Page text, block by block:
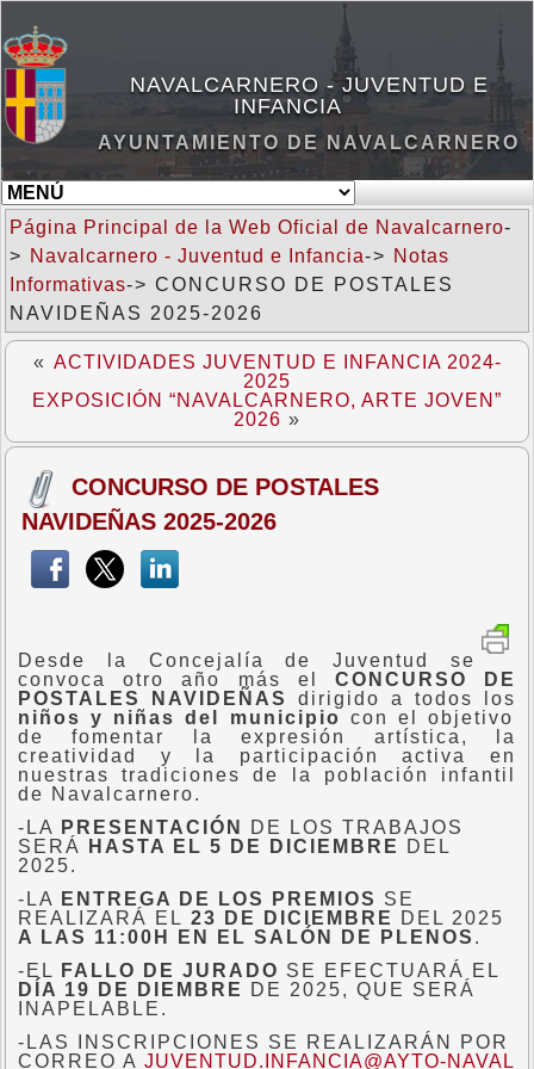
NAVALCARNERO - JUVENTUD E
INFANCIA
AYUNTAMIENTO DE NAVALCARNERO
Página Principal de la Web Oficial de Navalcarnero-
> Navalcarnero - Juventud e Infancia-> Notas
Informativas-> CONCURSO DE POSTALES
NAVIDEÑAS 2025-2026
« ACTIVIDADES JUVENTUD E INFANCIA 2024-
2025
EXPOSICIÓN “NAVALCARNERO, ARTE JOVEN”
2026 »
CONCURSO DE POSTALES
NAVIDEÑAS 2025-2026
Desde la Concejalía de Juventud se
convoca otro año más el CONCURSO DE
POSTALES NAVIDEÑAS
dirigido a todos los
niños y niñas del municipio con el objetivo
de fomentar la expresión artística, la
creatividad y la participación activa en
nuestras tradiciones de la población infantil
de Navalcarnero.
-LA
PRESENTACIÓN
DE LOS TRABAJOS
SERÁ
HASTA EL 5 DE DICIEMBRE
DEL
2025.
-LA
ENTREGA DE LOS PREMIOS SE
REALIZARÁ EL 23 DE DICIEMBRE
DEL 2025
A LAS 11:00H EN EL SALÓN DE PLENOS .
-EL
FALLO DE JURADO SE EFECTUARÁ EL
DÍA 19 DE DIEMBRE
DE 2025, QUE SERÁ
INAPELABLE.
-LAS INSCRIPCIONES SE REALIZARÁN POR
CORREO A JUVENTUD.INFANCIA@AYTO-NAVAL